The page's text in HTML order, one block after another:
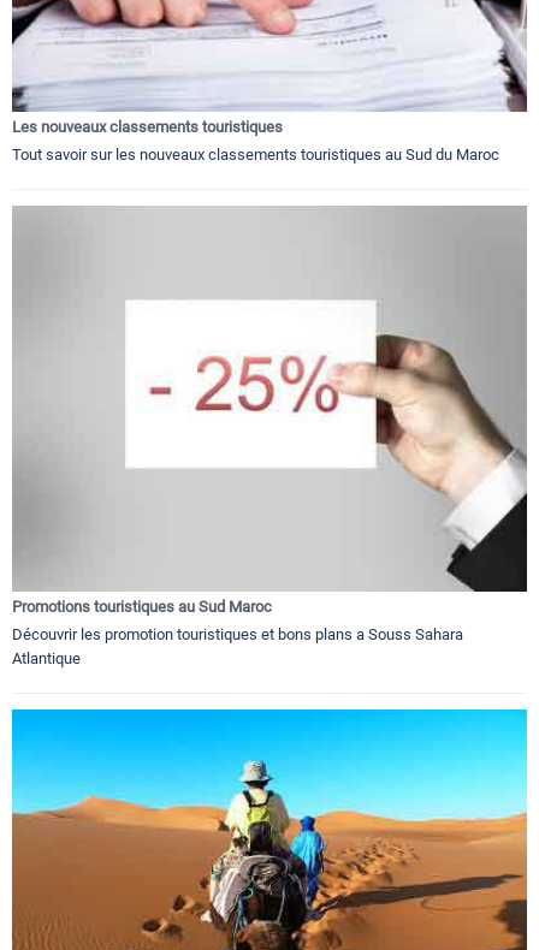
Les nouveaux classements touristiques
Tout savoir sur les nouveaux classements touristiques au Sud du Maroc
Promotions touristiques au Sud Maroc
Découvrir les promotion touristiques et bons plans a Souss Sahara
Atlantique